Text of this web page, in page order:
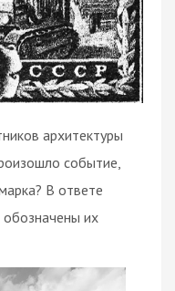
архитектуры
событие,
В ответе
их